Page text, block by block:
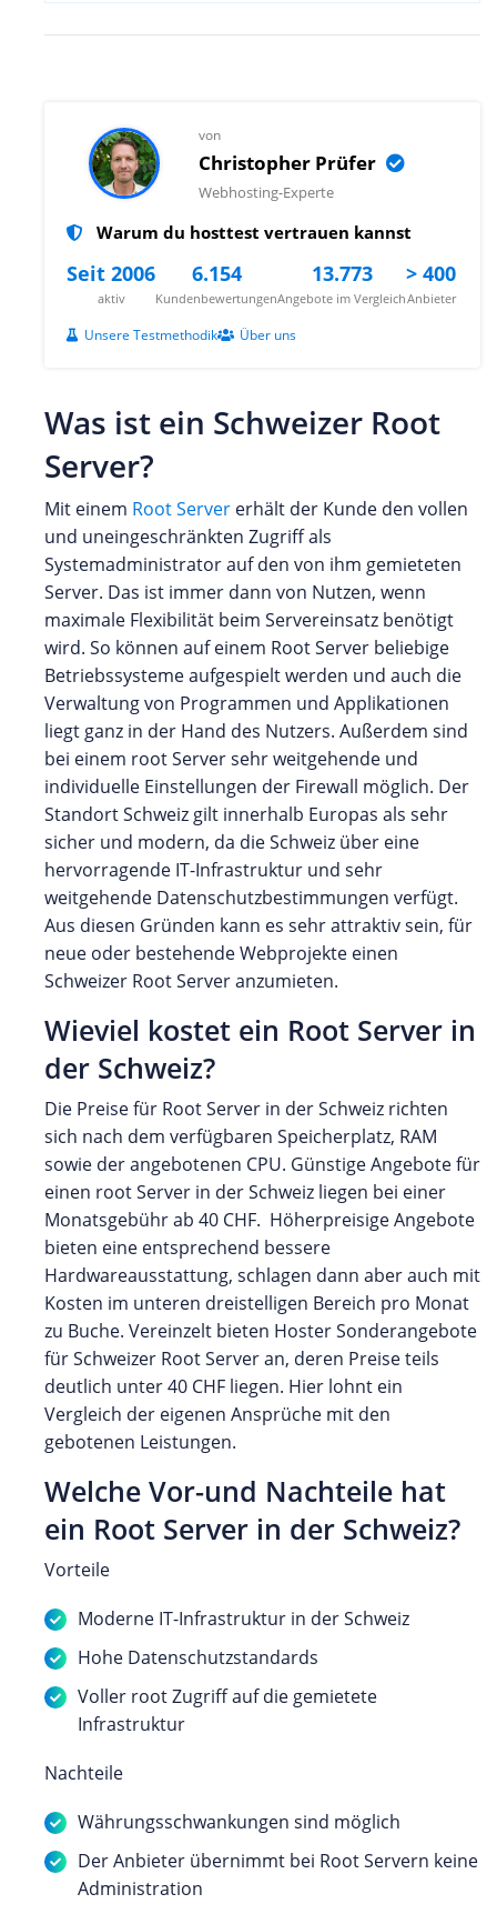
von
Christopher Prüfer
Webhosting-Experte
Warum du hosttest vertrauen kannst
Seit 2006
aktiv
6.154
Kundenbewertungen
13.773
Angebote im Vergleich
> 400
Anbieter
Unsere Testmethodik Über uns
Was ist ein Schweizer Root
Server?
Mit einem Root Server erhält der Kunde den vollen
und uneingeschränkten Zugriff als
Systemadministrator auf den von ihm gemieteten
Server. Das ist immer dann von Nutzen, wenn
maximale Flexibilität beim Servereinsatz benötigt
wird. So können auf einem Root Server beliebige
Betriebssysteme aufgespielt werden und auch die
Verwaltung von Programmen und Applikationen
liegt ganz in der Hand des Nutzers. Außerdem sind
bei einem root Server sehr weitgehende und
individuelle Einstellungen der Firewall möglich. Der
Standort Schweiz gilt innerhalb Europas als sehr
sicher und modern, da die Schweiz über eine
hervorragende IT-Infrastruktur und sehr
weitgehende Datenschutzbestimmungen verfügt.
Aus diesen Gründen kann es sehr attraktiv sein, für
neue oder bestehende Webprojekte einen
Schweizer Root Server anzumieten.
Wieviel kostet ein Root Server in
der Schweiz?
Die Preise für Root Server in der Schweiz richten
sich nach dem verfügbaren Speicherplatz, RAM
sowie der angebotenen CPU. Günstige Angebote für
einen root Server in der Schweiz liegen bei einer
Monatsgebühr ab 40 CHF. Höherpreisige Angebote
bieten eine entsprechend bessere
Hardwareausstattung, schlagen dann aber auch mit
Kosten im unteren dreistelligen Bereich pro Monat
zu Buche. Vereinzelt bieten Hoster Sonderangebote
für Schweizer Root Server an, deren Preise teils
deutlich unter 40 CHF liegen. Hier lohnt ein
Vergleich der eigenen Ansprüche mit den
gebotenen Leistungen.
Welche Vor-und Nachteile hat
ein Root Server in der Schweiz?
Vorteile
Moderne IT-Infrastruktur in der Schweiz
Hohe Datenschutzstandards
Voller root Zugriff auf die gemietete
Infrastruktur
Nachteile
Währungsschwankungen sind möglich
Der Anbieter übernimmt bei Root Servern keine
Administration